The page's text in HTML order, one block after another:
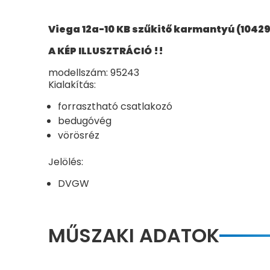
Viega 12a-10 KB szűkitő karmantyú
A KÉP ILLUSZTRÁCIÓ !!
modellszám: 95243
Kialakítás:
forrasztható csatlakozó
bedugóvég
vörösréz
Jelölés:
DVGW
MŰSZAKI ADATOK